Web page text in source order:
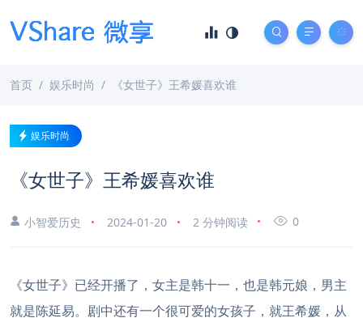
首页 娱乐时尚 《女世子》王希媛喜欢谁
娱乐时尚
《女世子》王希媛喜欢谁
小智爱历史 2024-01-20 2 分钟阅读 0
《女世子》已经开播了，女主是韩十一，也是韩元娘，男主
就是陈延易。剧中还有一个很可爱的女孩子，就王希媛，从